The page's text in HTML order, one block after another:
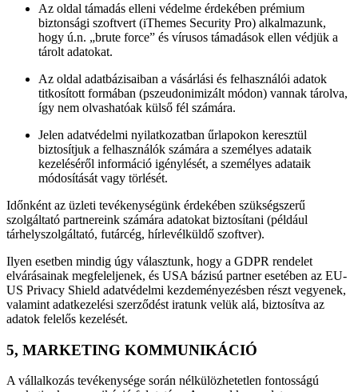
Az oldal támadás elleni védelme érdekében prémium
biztonsági szoftvert (iThemes Security Pro) alkalmazunk,
hogy ú.n. „brute force” és vírusos támadások ellen védjük a
tárolt adatokat.
Az oldal adatbázisaiban a vásárlási és felhasználói adatok
titkosított formában (pszeudonimizált módon) vannak tárolva,
így nem olvashatóak külső fél számára.
Jelen adatvédelmi nyilatkozatban űrlapokon keresztül
biztosítjuk a felhasználók számára a személyes adataik
kezeléséről információ igénylését, a személyes adataik
módosítását vagy törlését.
Időnként az üzleti tevékenységünk érdekében szükségszerű
szolgáltató partnereink számára adatokat biztosítani (például
tárhelyszolgáltató, futárcég, hírlevélküldő szoftver).
Ilyen esetben mindig úgy választunk, hogy a GDPR rendelet
elvárásainak megfeleljenek, és USA bázisú partner esetében az EU-
US Privacy Shield adatvédelmi kezdeményezésben részt vegyenek,
valamint adatkezelési szerződést iratunk velük alá, biztosítva az
adatok felelős kezelését.
5, MARKETING KOMMUNIKÁCIÓ
A vállalkozás tevékenysége során nélkülözhetetlen fontosságú